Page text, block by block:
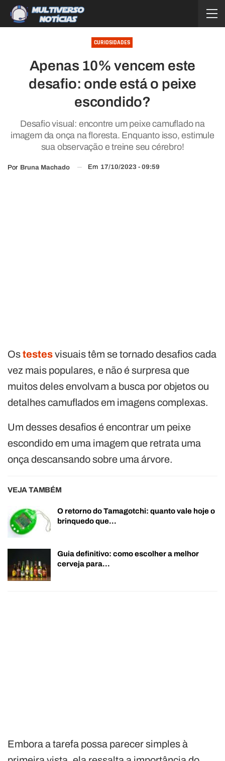
CURIOSIDADES
Apenas 10% vencem este
desafio: onde está o peixe
escondido?
Desafio visual: encontre um peixe camuflado na
imagem da onça na floresta. Enquanto isso, estimule
sua observação e treine seu cérebro!
Por Bruna Machado Em 17/10/2023 - 09:59
Ostestesvisuais têm se tornado desafios cada
vez mais populares, e não é surpresa que
muitos deles envolvam a busca por objetos ou
detalhes camuflados em imagens complexas.
Um desses desafios é encontrar um peixe
escondido em uma imagem que retrata uma
onça descansando sobre uma árvore.
VEJA TAMBÉM
O retorno do Tamagotchi: quanto vale hoje o
brinquedo que…
Guia definitivo: como escolher a melhor
cerveja para…
Embora a tarefa possa parecer simples à